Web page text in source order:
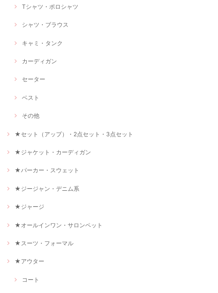
Tシャツ・ポロシャツ
シャツ・ブラウス
キャミ・タンク
カーディガン
セーター
ベスト
その他
★セット（アップ）・2点セット・3点セット
★ジャケット・カーディガン
★パーカー・スウェット
★ジージャン・デニム系
★ジャージ
★オールインワン・サロンペット
★スーツ・フォーマル
★アウター
コート